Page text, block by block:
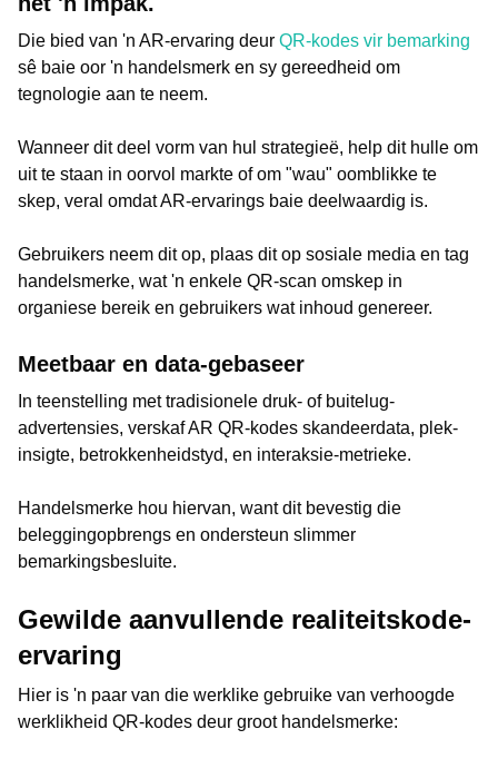
Die bied van 'n AR-ervaring deur QR-kodes vir bemarking
sê baie oor 'n handelsmerk en sy gereedheid om
tegnologie aan te neem.
Wanneer dit deel vorm van hul strategieë, help dit hulle om
uit te staan in oorvol markte of om "wau" oomblikke te
skep, veral omdat AR-ervarings baie deelwaardig is.
Gebruikers neem dit op, plaas dit op sosiale media en tag
handelsmerke, wat 'n enkele QR-scan omskep in
organiese bereik en gebruikers wat inhoud genereer.
Meetbaar en data-gebaseer
In teenstelling met tradisionele druk- of buitelug-
advertensies, verskaf AR QR-kodes skandeerdata, plek-
insigte, betrokkenheidstyd, en interaksie-metrieke.
Handelsmerke hou hiervan, want dit bevestig die
beleggingopbrengs en ondersteun slimmer
bemarkingsbesluite.
Gewilde aanvullende realiteitskode-
ervaring
Hier is 'n paar van die werklike gebruike van verhoogde
werklikheid QR-kodes deur groot handelsmerke: